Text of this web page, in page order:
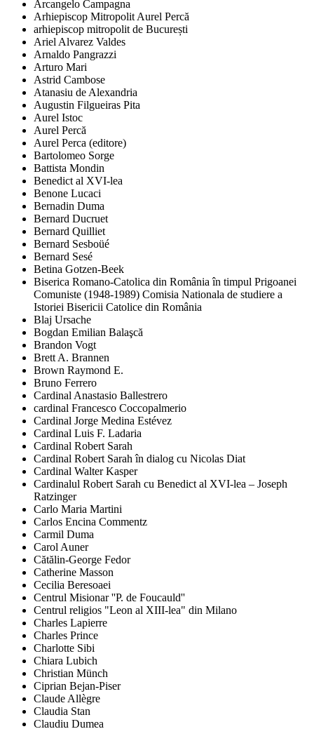
Arcangelo Campagna
Arhiepiscop Mitropolit Aurel Percă
arhiepiscop mitropolit de București
Ariel Alvarez Valdes
Arnaldo Pangrazzi
Arturo Mari
Astrid Cambose
Atanasiu de Alexandria
Augustin Filgueiras Pita
Aurel Istoc
Aurel Percă
Aurel Perca (editore)
Bartolomeo Sorge
Battista Mondin
Benedict al XVI-lea
Benone Lucaci
Bernadin Duma
Bernard Ducruet
Bernard Quilliet
Bernard Sesboüé
Bernard Sesé
Betina Gotzen-Beek
Biserica Romano-Catolica din România în timpul Prigoanei
Comuniste (1948-1989) Comisia Nationala de studiere a
Istoriei Bisericii Catolice din România
Blaj Ursache
Bogdan Emilian Balaşcă
Brandon Vogt
Brett A. Brannen
Brown Raymond E.
Bruno Ferrero
Cardinal Anastasio Ballestrero
cardinal Francesco Coccopalmerio
Cardinal Jorge Medina Estévez
Cardinal Luis F. Ladaria
Cardinal Robert Sarah
Cardinal Robert Sarah în dialog cu Nicolas Diat
Cardinal Walter Kasper
Cardinalul Robert Sarah cu Benedict al XVI-lea – Joseph
Ratzinger
Carlo Maria Martini
Carlos Encina Commentz
Carmil Duma
Carol Auner
Cătălin-George Fedor
Catherine Masson
Cecilia Beresoaei
Centrul Misionar ''P. de Foucauld''
Centrul religios "Leon al XIII-lea" din Milano
Charles Lapierre
Charles Prince
Charlotte Sibi
Chiara Lubich
Christian Münch
Ciprian Bejan-Piser
Claude Allègre
Claudia Stan
Claudiu Dumea